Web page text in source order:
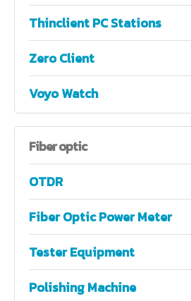
Thinclient PC Stations
Zero Client
Voyo Watch
Fiberoptic
OTDR
Fiber Optic Power Meter
Tester Equipment
Polishing Machine